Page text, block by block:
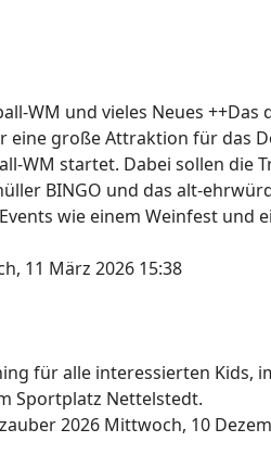
WM und vieles Neues ++Das
eine große Attraktion für das
WM startet. Dabei sollen die
BINGO und das alt-
wie einem Weinfest und
11 März 2026 15:38
für alle interessierten Kids,
Sportplatz Nettelstedt.
2026 Mittwoch, 10